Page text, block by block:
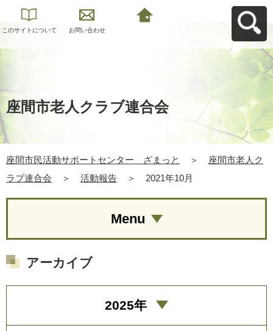
このサイトについて お問い合わせ
座間市老人クラブ連合会
座間市民活動サポートセンター ざまっと ＞
座間市老人ク
ラブ連合会
＞ 活動報告 ＞ 2021年10月
Menu
アーカイブ
2025年